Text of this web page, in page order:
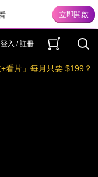
登入 / 註冊
+看片」每月只要 $199？